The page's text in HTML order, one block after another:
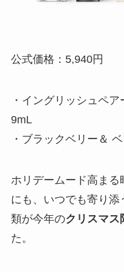
公式価格：5,940円
・イングリッシュペ
9mL
・ブラックベリー＆
ホリデームード高ま
にも、いつでも寄り
類が今年のクリスマス
た。